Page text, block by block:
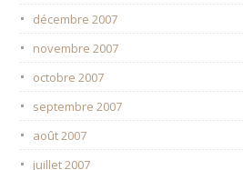
décembre 2007
novembre 2007
octobre 2007
septembre 2007
août 2007
juillet 2007